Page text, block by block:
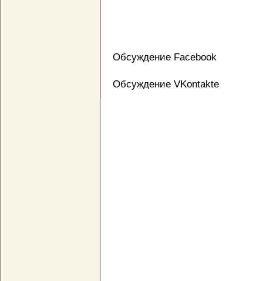
Обсуждение Facebook
Обсуждение VKontakte